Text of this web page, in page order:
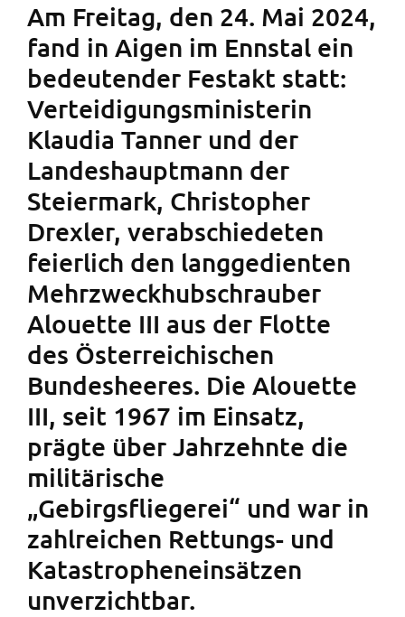
Am Freitag, den 24. Mai 2024,
fand in Aigen im Ennstal ein
bedeutender Festakt statt:
Verteidigungsministerin
Klaudia Tanner und der
Landeshauptmann der
Steiermark, Christopher
Drexler, verabschiedeten
feierlich den langgedienten
Mehrzweckhubschrauber
Alouette III aus der Flotte
des Österreichischen
Bundesheeres. Die Alouette
III, seit 1967 im Einsatz,
prägte über Jahrzehnte die
militärische
„Gebirgsfliegerei“ und war in
zahlreichen Rettungs- und
Katastropheneinsätzen
unverzichtbar.